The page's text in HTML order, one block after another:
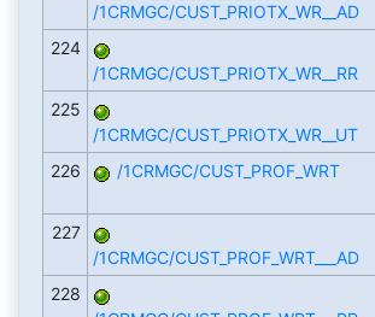
/1CRMGC/CUST_PRIOTX_WR__AD
224
/1CRMGC/CUST_PRIOTX_WR__RR
225
/1CRMGC/CUST_PRIOTX_WR__UT
226
/1CRMGC/CUST_PROF_WRT
227
/1CRMGC/CUST_PROF_WRT___AD
228